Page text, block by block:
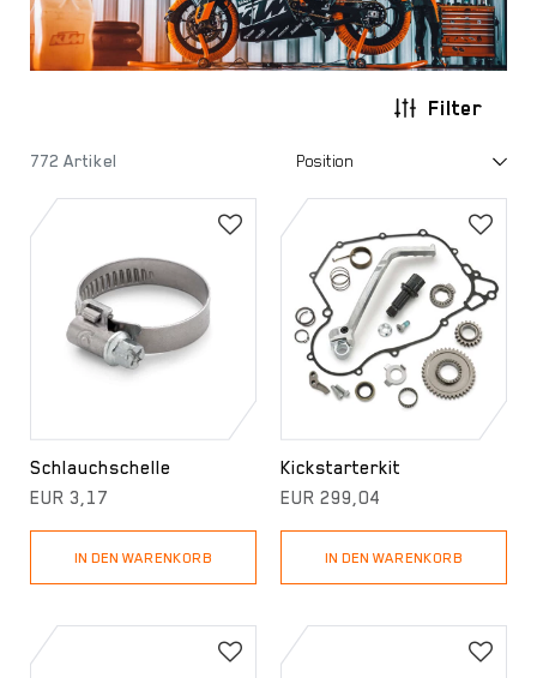
Filter
772 Artikel
Schlauchschelle
EUR 3,17
IN DEN WARENKORB
Kickstarterkit
EUR 299,04
IN DEN WARENKORB